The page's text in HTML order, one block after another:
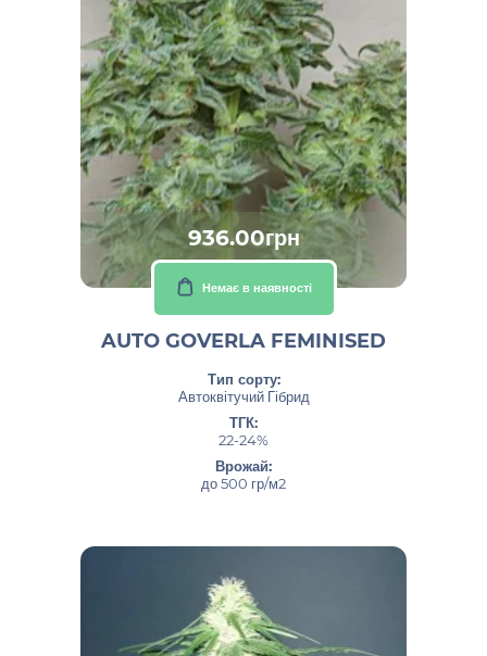
936.00грн
Немає в наявності
AUTO GOVERLA FEMINISED
Тип сорту:
Автоквітучий Гібрид
ТГК:
22-24%
Врожай:
до 500 гр/м2